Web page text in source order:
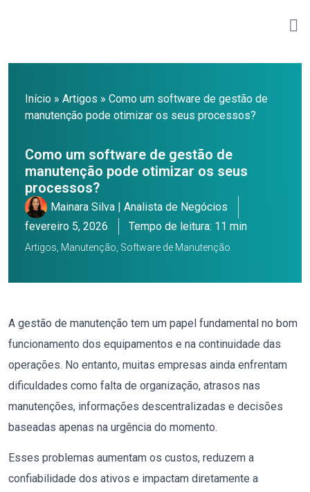
Início » Artigos » Como um software de gestão de
manutenção pode otimizar os seus processos?
Como um software de gestão de
manutenção pode otimizar os seus
processos?
Mainara Silva | Analista de Negócios
fevereiro 5, 2026
Tempo de leitura: 11 min
Artigos Manutenção Software de Manutenção
A gestão de manutenção tem um papel fundamental no bom
funcionamento dos equipamentos e na continuidade das
operações. No entanto, muitas empresas ainda enfrentam
dificuldades como falta de organização, atrasos nas
manutenções, informações descentralizadas e decisões
baseadas apenas na urgência do momento.
Esses problemas aumentam os custos, reduzem a
confiabilidade dos ativos e impactam diretamente a